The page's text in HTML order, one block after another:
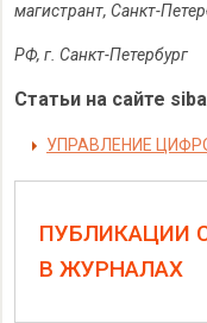
магистрант, Санкт-
РФ, г. Санкт-Петербург
Статьи на сайте
УПРАВЛЕНИЕ
ПУБЛИКАЦИИ
В ЖУРНАЛАХ